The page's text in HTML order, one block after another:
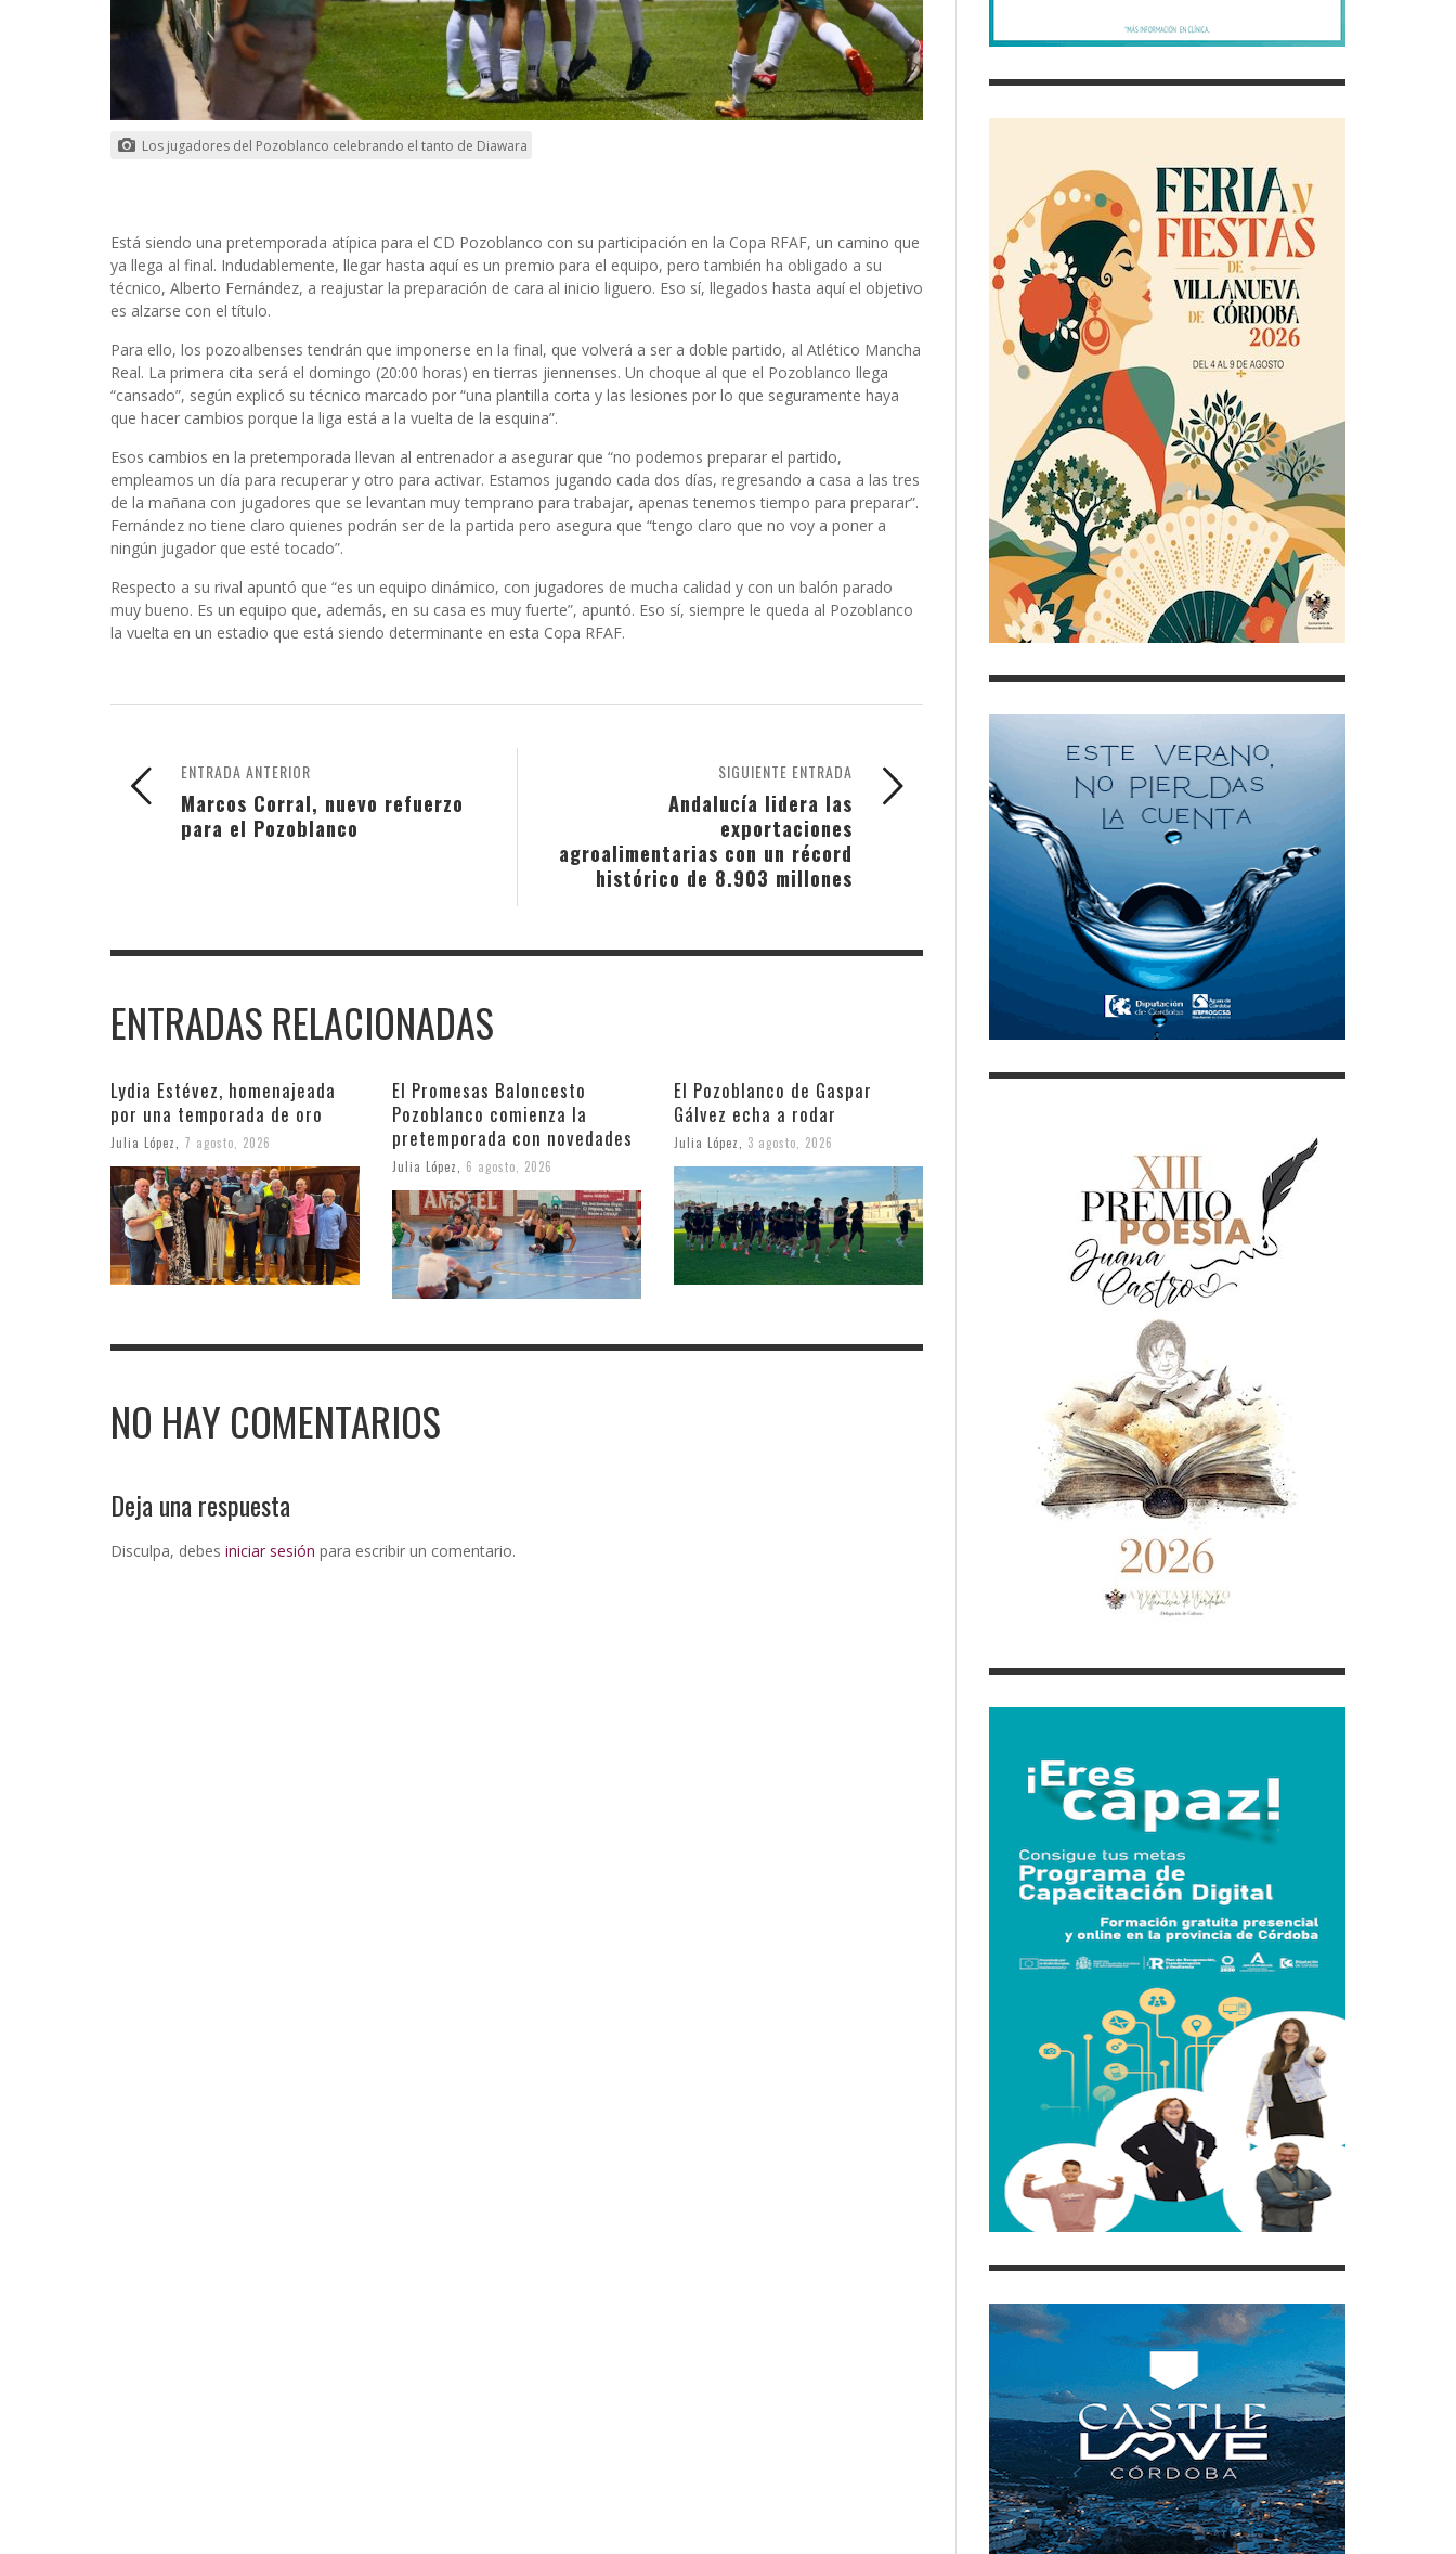
Los jugadores del Pozoblanco celebrando el tanto de Diawara
Está siendo una pretemporada atípica para el CD Pozoblanco con su participación en la Copa RFAF, un camino que
ya llega al final. Indudablemente, llegar hasta aquí es un premio para el equipo, pero también ha obligado a su
técnico, Alberto Fernández, a reajustar la preparación de cara al inicio liguero. Eso sí, llegados hasta aquí el objetivo
es alzarse con el título.
Para ello, los pozoalbenses tendrán que imponerse en la final, que volverá a ser a doble partido, al Atlético Mancha
Real. La primera cita será el domingo (20:00 horas) en tierras jiennenses. Un choque al que el Pozoblanco llega
“cansado”, según explicó su técnico marcado por “una plantilla corta y las lesiones por lo que seguramente haya
que hacer cambios porque la liga está a la vuelta de la esquina”.
Esos cambios en la pretemporada llevan al entrenador a asegurar que “no podemos preparar el partido,
empleamos un día para recuperar y otro para activar. Estamos jugando cada dos días, regresando a casa a las tres
de la mañana con jugadores que se levantan muy temprano para trabajar, apenas tenemos tiempo para preparar”.
Fernández no tiene claro quienes podrán ser de la partida pero asegura que “tengo claro que no voy a poner a
ningún jugador que esté tocado”.
Respecto a su rival apuntó que “es un equipo dinámico, con jugadores de mucha calidad y con un balón parado
muy bueno. Es un equipo que, además, en su casa es muy fuerte”, apuntó. Eso sí, siempre le queda al Pozoblanco
la vuelta en un estadio que está siendo determinante en esta Copa RFAF.
SIGUIENTE ENTRADA
Andalucía lidera las
exportaciones
agroalimentarias con un récord
histórico de 8.903 millones
ENTRADA ANTERIOR
Marcos Corral, nuevo refuerzo
para el Pozoblanco
ENTRADAS RELACIONADAS
Lydia Estévez, homenajeada
por una temporada de oro
Julia López 7 agosto, 2026
El Promesas Baloncesto
Pozoblanco comienza la
pretemporada con novedades
Julia López 6 agosto, 2026
El Pozoblanco de Gaspar
Gálvez echa a rodar
Julia López 3 agosto, 2026
NO HAY COMENTARIOS
Deja una respuesta
Disculpa, debes iniciar sesión para escribir un comentario.